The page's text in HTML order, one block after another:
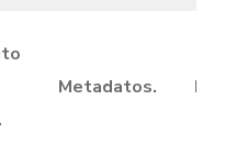
Metadatos.